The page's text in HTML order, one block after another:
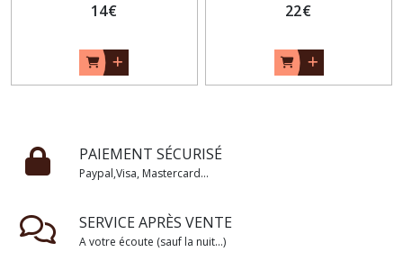
14€ 22€
PAIEMENT SÉCURISÉ
Paypal,Visa, Mastercard...
SERVICE APRÈS VENTE
A votre écoute (sauf la nuit...)